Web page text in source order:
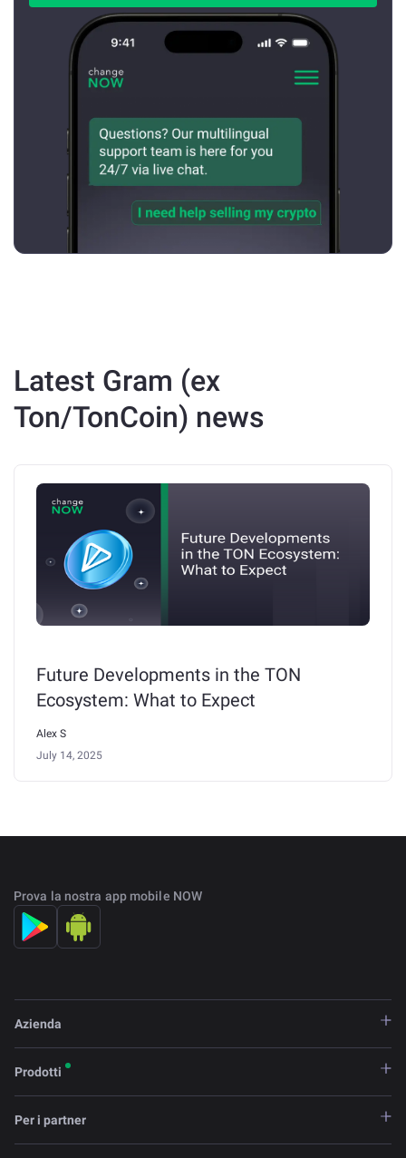
Latest Gram (ex
Ton/TonCoin) news
Future Developments in the TON
Ecosystem: What to Expect
Alex S
July 14, 2025
Prova la nostra app mobile NOW
Azienda
Prodotti
Per i partner